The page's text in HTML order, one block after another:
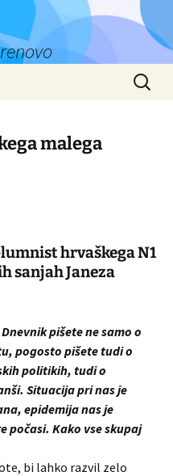
Išči:
malega
hrvaškega N1
sanjah Janeza
pišete ne samo o
pogosto pišete tudi o
politikih, tudi o
Situacija pri nas je
epidemija nas je
počasi. Kako vse skupaj
bi lahko razvil zelo